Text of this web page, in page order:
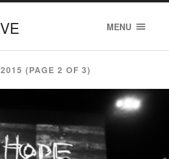
MENU
2015(PAGE 2 OF 3)